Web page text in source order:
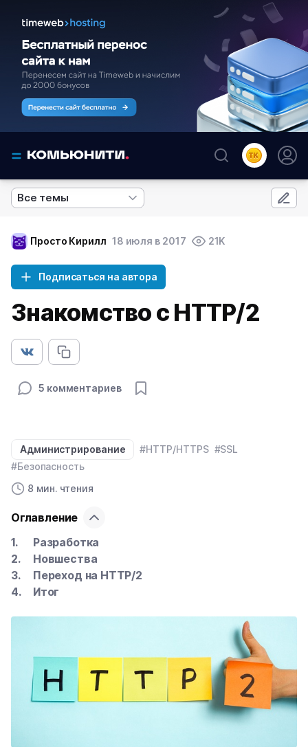
Все темы
Просто Кирилл 18 июля в 2017 21K
Подписаться на автора
Знакомство с HTTP/2
5 комментариев
Администрирование #HTTP/HTTPS #SSL
#Безопасность
8 мин. чтения
Оглавление
Разработка
Новшества
Переход на HTTP/2
Итог